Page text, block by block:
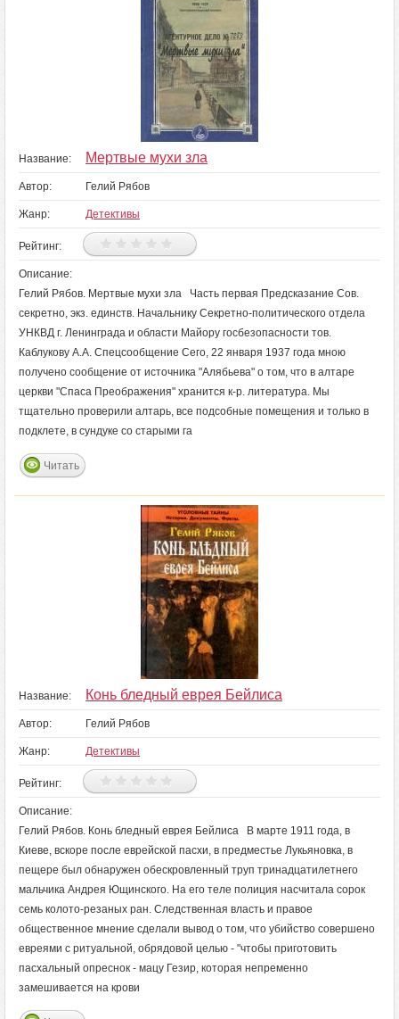
Название: Мертвые мухи зла
Автор: Гелий Рябов
Жанр: Детективы
Рейтинг:
Описание:
Гелий Рябов. Мертвые мухи зла Часть первая Предсказание Сов.
секретно, экз. единств. Начальнику Секретно-политического отдела
УНКВД г. Ленинграда и области Майору госбезопасности тов.
Каблукову А.А. Спецсообщение Сего, 22 января 1937 года мною
получено сообщение от источника "Алябьева" о том, что в алтаре
церкви "Спаса Преображения" хранится к-р. литература. Мы
тщательно проверили алтарь, все подсобные помещения и только в
подклете, в сундуке со старыми га
Читать
Название: Конь бледный еврея Бейлиса
Автор: Гелий Рябов
Жанр: Детективы
Рейтинг:
Описание:
Гелий Рябов. Конь бледный еврея Бейлиса В марте 1911 года, в
Киеве, вскоре после еврейской пасхи, в предместье Лукьяновка, в
пещере был обнаружен обескровленный труп тринадцатилетнего
мальчика Андрея Ющинского. На его теле полиция насчитала сорок
семь колото-резаных ран. Следственная власть и правое
общественное мнение сделали вывод о том, что убийство совершено
евреями с ритуальной, обрядовой целью - "чтобы приготовить
пасхальный опреснок - мацу Гезир, которая непременно
замешивается на крови